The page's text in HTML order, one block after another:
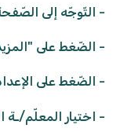
- التّوجّه إلى
- الضّغط على
- الضّغط على
- اختيار المعلّم/